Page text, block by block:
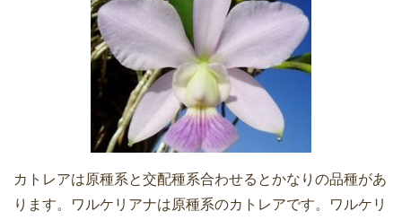
カトレアは原種系と交配種系合わせるとかなりの品種があ
ります。ワルケリアナは原種系のカトレアです。ワルケリ